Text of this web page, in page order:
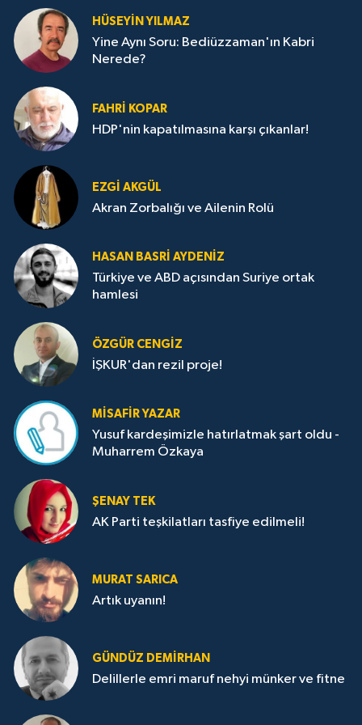
HÜSEYIN YILMAZ
Yine Aynı Soru: Bediüzzaman'ın Kabri
Nerede?
FAHRI KOPAR
HDP'nin kapatılmasına karşı çıkanlar!
EZGI AKGÜL
Akran Zorbalığı ve Ailenin Rolü
HASAN BASRI AYDENIZ
Türkiye ve ABD açısından Suriye ortak
hamlesi
ÖZGÜR CENGIZ
İŞKUR'dan rezil proje!
MISAFIR YAZAR
Yusuf kardeşimizle hatırlatmak şart oldu -
Muharrem Özkaya
ŞENAY TEK
AK Parti teşkilatları tasfiye edilmeli!
MURAT SARICA
Artık uyanın!
GÜNDÜZ DEMIRHAN
Delillerle emri maruf nehyi münker ve fitne